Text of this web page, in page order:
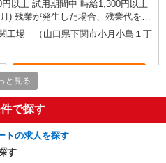
時給1,300円以上
代を1
給します。
工場 （山口県下関市小月小島１丁
会社 39663_p
イト・パート】
時給1,100円以上
と見る
で探す
トの求人を探す
す